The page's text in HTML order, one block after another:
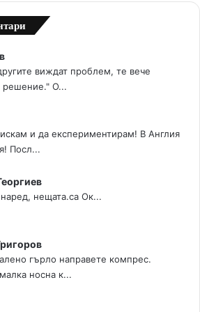
виждат проблем, те вече
решение." О...
и да експериментирам! В Англия
Посл...
нещата.са Ок...
гърло направете компрес.
носна к...